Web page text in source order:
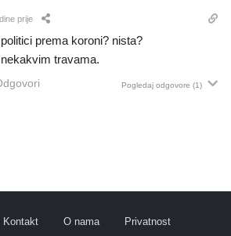
prije
prema koroni? nista?
travama.
Pogledaj odgovore (1)
Kontakt O nama Privatnost